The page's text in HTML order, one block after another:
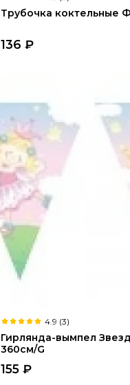
Трубочка коктельные
136 ₽
4.9 (3)
Гирлянда-вымпел
360см/G
155 ₽